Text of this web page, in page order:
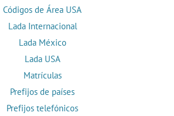
Códigos de Área USA
Lada Internacional
Lada México
Lada USA
Matrículas
Prefijos de países
Prefijos telefónicos